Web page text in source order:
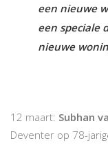
een nieuwe
een speciale
nieuwe
12 maart: Subhan
Deventer op 78-